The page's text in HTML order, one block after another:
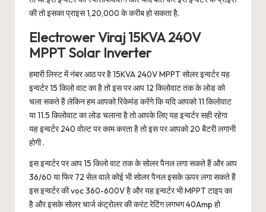
की तो इसका प्राइस 1,20,000 के करीब हो सकता है.
Electrower Viraj 15KVA 240V
MPPT Solar Inverter
हमारी लिस्ट में नंबर आठ पर है 15KVA 240V MPPT सोलर इन्वर्टर यह
इन्वर्टर 15 किलो वाट का है तो इस पर आप 12 किलोवाट तक के लोड को
चला सकते हैं लेकिन हम आपको रिकेमंड करेंगे कि यदि आपको 11 किलोवाट
या 11.5 किलोवाट का लोड चलाना है तो आपके लिए यह इन्वर्टर सही रहेगा
यह इन्वर्टर 240 वोल्ट पर काम करता है तो इस पर आपको 20 बैटरी लगानी
होगी .
इस इन्वर्टर पर आप 15 किलो वाट तक के सोलर पैनल लगा सकते हैं और आप
36/60 या फिर 72 सेल वाले कोई भी सोलर पैनल इसके ऊपर लगा सकते हैं
इस इन्वर्टर की voc 360-600V है और यह इन्वर्टर भी MPPT टाइप का
है और इसके सोलर चार्ज कंट्रोलर की करंट रेटिंग लगभग 40Amp हो